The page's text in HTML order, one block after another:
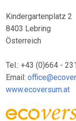
Kindergartenplatz 2
8403 Lebring
Österreich
Tel.: +43 (0)664 -
Email:
www.ecoversum.at